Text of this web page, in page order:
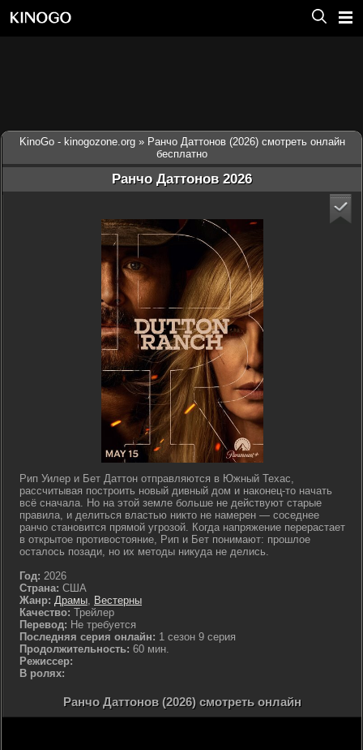
KinoGo - kinogozone.org » Ранчо Даттонов (2026) смотреть онлайн
бесплатно
Ранчо Даттонов 2026
Рип Уилер и Бет Даттон отправляются в Южный Техас,
рассчитывая построить новый дивный дом и наконец-то начать
всё сначала. Но на этой земле больше не действуют старые
правила, и делиться властью никто не намерен — соседнее
ранчо становится прямой угрозой. Когда напряжение перерастает
в открытое противостояние, Рип и Бет понимают: прошлое
осталось позади, но их методы никуда не делись.
Год: 2026
Страна: США
Жанр: Драмы, Вестерны
Качество: Трейлер
Перевод: Не требуется
Последняя серия онлайн: 1 сезон 9 серия
Продолжительность: 60 мин.
Режиссер:
В ролях:
Ранчо Даттонов (2026) смотреть онлайн